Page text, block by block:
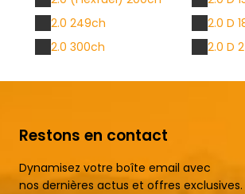
2.0 249ch
2.0 300ch
2.0 D
2.0 D
Restons en contact
Dynamisez votre boîte email avec
nos dernières actus et offres exclusives.